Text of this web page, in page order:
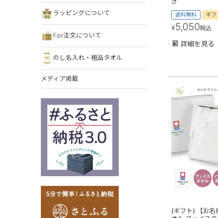
ラッピングについて
Fax注文について
のし名入れ・粗品タオル
メディア掲載
送料無料 ギフ
¥5,050税込
詳細を見る
(ギフト) 【お名